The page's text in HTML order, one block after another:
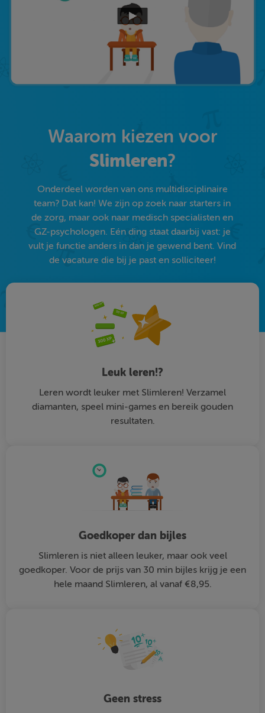
Waarom kiezen voor
Slimleren?
Onderdeel worden van ons multidisciplinaire
team? Dat kan! We zijn op zoek naar starters in
de zorg, maar ook naar medisch specialisten en
GZ-psychologen. Eén ding staat daarbij vast: je
vult je functie anders in dan je gewend bent. Vind
de vacature die bij je past en solliciteer!
Leuk leren!?
Leren wordt leuker met Slimleren! Verzamel
diamanten, speel mini-games en bereik gouden
resultaten.
Goedkoper dan bijles
Slimleren is niet alleen leuker, maar ook veel
goedkoper. Voor de prijs van 30 min bijles krijg je een
hele maand Slimleren, al vanaf €8,95.
Geen stress